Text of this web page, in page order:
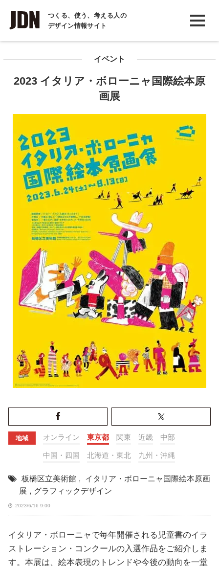
つくる、使う、考える人の
デザイン情報サイト
INTERVIEW
インタビュー
イベント
2023 イタリア・ボローニャ国際絵本原
画展
地域 オンライン 東京都 関東 近畿 中部
中国・四国 北海道・東北 九州・沖縄
板橋区立美術館 ,
イタリア・ボローニャ国際絵本原画
展 , グラフィックデザイン
2023/6/16 9:00
イタリア・ボローニャで毎年開催される児童書のイラ
ストレーション・コンクールの入選作品をご紹介しま
す。本展は、絵本表現のトレンドや今後の動向を一堂